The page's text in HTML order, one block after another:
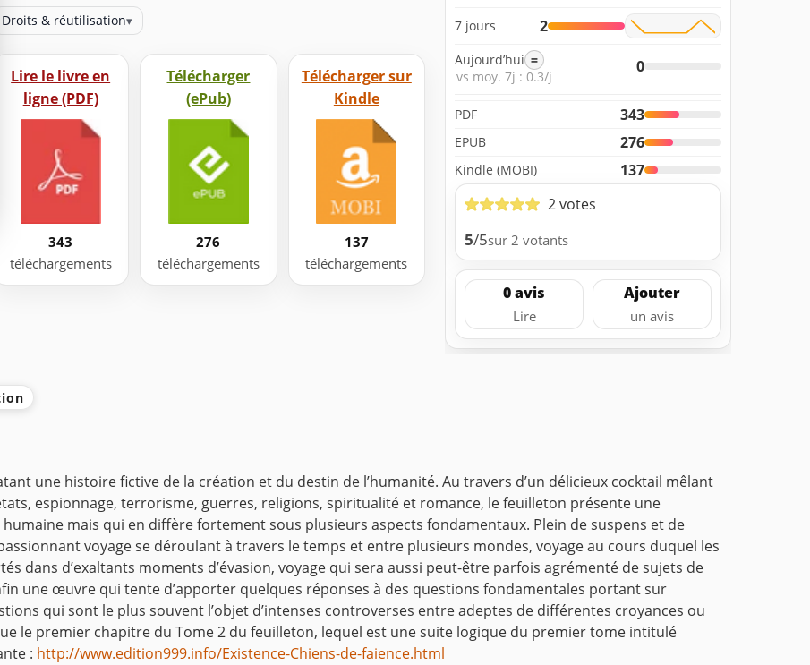
Droits & réutilisation▾
Lire le livre en
ligne (PDF)
343
téléchargements
Télécharger
(ePub)
276
téléchargements
Télécharger sur
Kindle
137
téléchargements
7 jours 2
Aujourd’hui =
vs moy. 7j : 0.3/j
0
PDF 343
EPUB 276
Kindle (MOBI)
137
2 votes
5/5sur 2 votants
0 avis
Lire
Ajouter
un avis
une histoire fictive de la création et du destin de l’humanité. Au travers d’un délicieux cocktail mêlant
espionnage, terrorisme, guerres, religions, spiritualité et romance, le feuilleton présente une
mais qui en diffère fortement sous plusieurs aspects fondamentaux. Plein de suspens et de
voyage se déroulant à travers le temps et entre plusieurs mondes, voyage au cours duquel les
dans d’exaltants moments d’évasion, voyage qui sera aussi peut-être parfois agrémenté de sujets de
une œuvre qui tente d’apporter quelques réponses à des questions fondamentales portant sur
qui sont le plus souvent l’objet d’intenses controverses entre adeptes de différentes croyances ou
le premier chapitre du Tome 2 du feuilleton, lequel est une suite logique du premier tome intitulé
: http://www.edition999.info/Existence-Chiens-de-faience.html